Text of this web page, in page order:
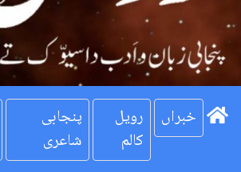
پنجابی
شاعری
رویل
کالم
خبراں